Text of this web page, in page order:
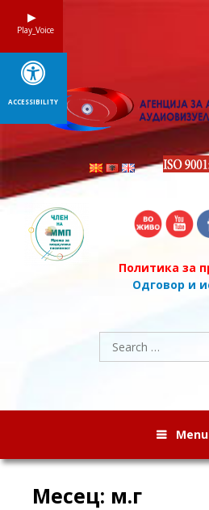
Политика за
Одговор и
Search
for:
Menu
Месец: м.г
Play_Voice
ACCESSIBILITY